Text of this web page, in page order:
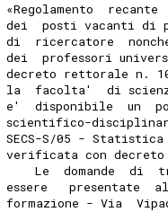
«Regolamento
dei  posti vacanti di
di  ricercatore
dei  professori
decreto rettorale n.
la  facolta'  di
e'  disponibile  un
scientifico-
SECS-S/05 -
verificata con
Le  domande  di
essere   presentate
formazione - Via